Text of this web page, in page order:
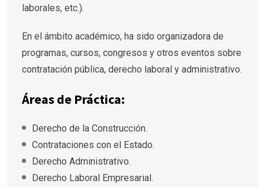
laborales, etc.).
En el ámbito académico, ha sido organizadora de
programas, cursos, congresos y otros eventos sobre
contratación pública, derecho laboral y administrativo.
Áreas de Práctica:
Derecho de la Construcción.
Contrataciones con el Estado.
Derecho Administrativo.
Derecho Laboral Empresarial.